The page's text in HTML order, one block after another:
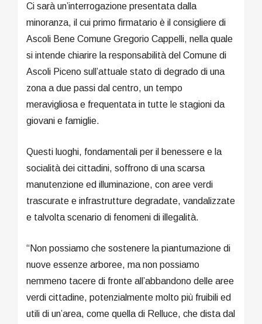
Ci sarà un’interrogazione presentata dalla
minoranza, il cui primo firmatario è il consigliere di
Ascoli Bene Comune Gregorio Cappelli, nella quale
si intende chiarire la responsabilità del Comune di
Ascoli Piceno sull’attuale stato di degrado di una
zona a due passi dal centro, un tempo
meravigliosa e frequentata in tutte le stagioni da
giovani e famiglie.
Questi luoghi, fondamentali per il benessere e la
socialità dei cittadini, soffrono di una scarsa
manutenzione ed illuminazione, con aree verdi
trascurate e infrastrutture degradate, vandalizzate
e talvolta scenario di fenomeni di illegalità.
“Non possiamo che sostenere la piantumazione di
nuove essenze arboree, ma non possiamo
nemmeno tacere di fronte all’abbandono delle aree
verdi cittadine, potenzialmente molto più fruibili ed
utili di un’area, come quella di Relluce, che dista dal